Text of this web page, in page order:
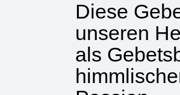
Diese
unseren
als